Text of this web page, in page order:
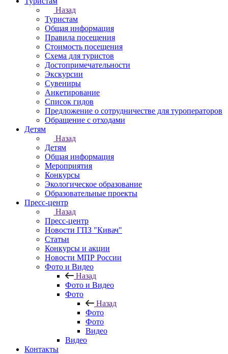
Назад
Туристам
Общая информация
Правила посещения
Стоимость посещения
Схема для туристов
Достопримечательности
Экскурсии
Сувениры
Анкетирование
Список гидов
Предложение о сотрудничестве для туроператоров
Обращение с отходами
Детям
Назад
Детям
Общая информация
Мероприятия
Конкурсы
Экологическое образование
Образовательные проекты
Пресс-центр
Назад
Пресс-центр
Новости ГПЗ "Кивач"
Статьи
Конкурсы и акции
Новости МПР России
Фото и Видео
Назад
Фото и Видео
Фото
Назад
Фото
Фото
Видео
Видео
Контакты